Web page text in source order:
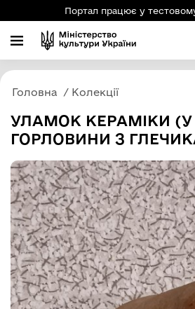
Портал працює у
Головна Колекції
УЛАМОК КЕРАМІКИ
ГОРЛОВИНИ З